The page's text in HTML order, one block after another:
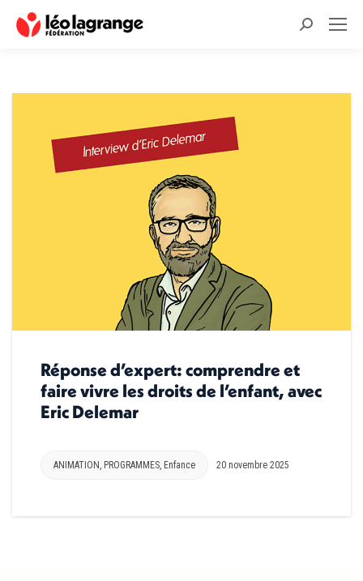
Recherche
Réponse d’expert: comprendre et
faire vivre les droits de l’enfant, avec
Eric Delemar
ANIMATION, PROGRAMMES, Enfance 20 novembre 2025